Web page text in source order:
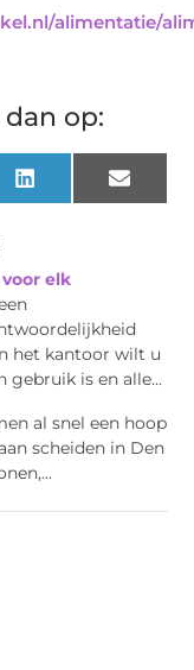
alimentatie/
op:
LinkedInEmail
elk
het kantoor wilt u
gebruik is en alle...
al snel een hoop
scheiden in Den